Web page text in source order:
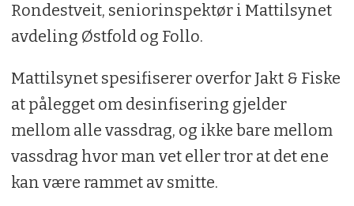
Rondestveit, seniorinspektør i Mattilsynet
avdeling Østfold og Follo.
Mattilsynet spesifiserer overfor Jakt & Fiske
at pålegget om desinfisering gjelder
mellom alle vassdrag, og ikke bare mellom
vassdrag hvor man vet eller tror at det ene
kan være rammet av smitte.